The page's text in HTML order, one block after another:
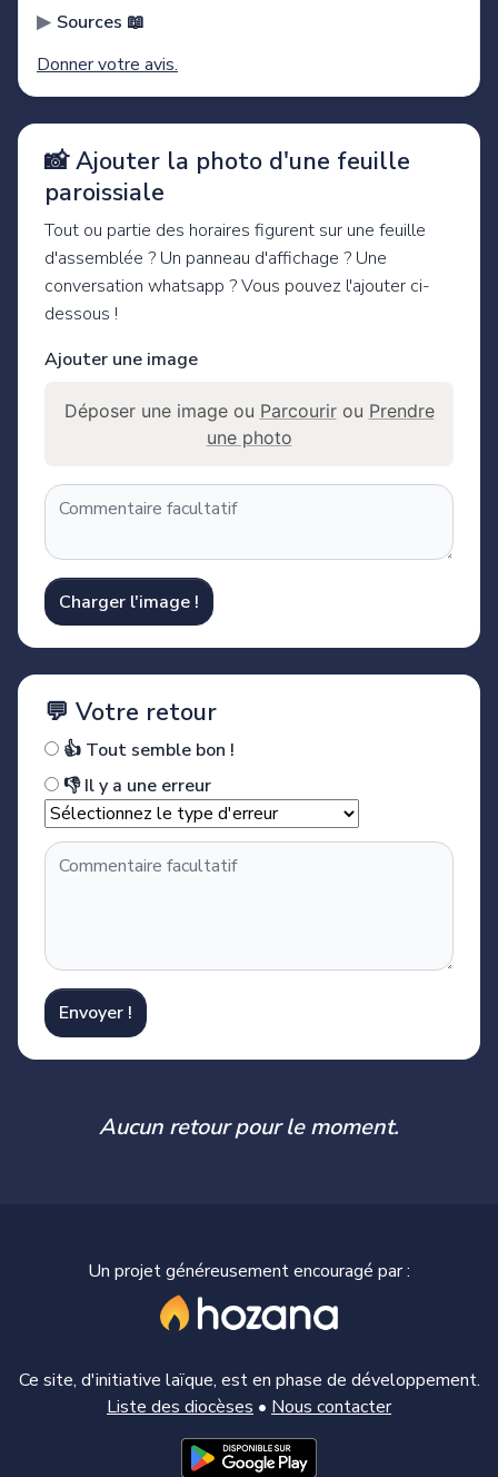
Sources 📖
Donner votre avis.
📸 Ajouter la photo d'une feuille
paroissiale
Tout ou partie des horaires figurent sur une feuille
d'assemblée ? Un panneau d'affichage ? Une
conversation whatsapp ? Vous pouvez l'ajouter ci-
dessous !
Ajouter une image
Déposer une image ou Parcourirou Prendre
une photo
Charger l'image !
💬 Votre retour
👍 Tout semble bon !
👎 Il y a une erreur
Envoyer !
Aucun retour pour le moment.
Un projet généreusement encouragé par :
Ce site, d'initiative laïque, est en phase de développement.
Liste des diocèses • Nous contacter